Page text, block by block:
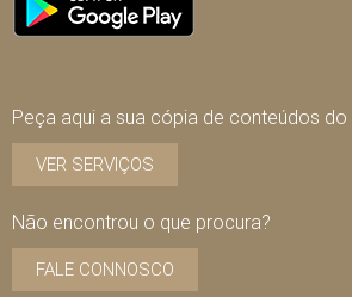
Peça aqui a sua cópia de conteúdos do
VER SERVIÇOS
Não encontrou o que procura?
FALE CONNOSCO